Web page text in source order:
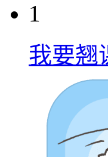
1
我要翘